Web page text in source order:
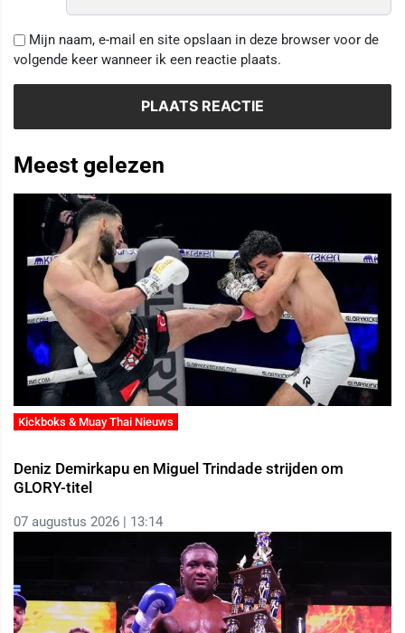
Mijn naam, e-mail en site opslaan in deze browser voor de
volgende keer wanneer ik een reactie plaats.
Meest gelezen
Kickboks & Muay Thai Nieuws
Deniz Demirkapu en Miguel Trindade strijden om
GLORY-titel
07 augustus 2026 | 13:14